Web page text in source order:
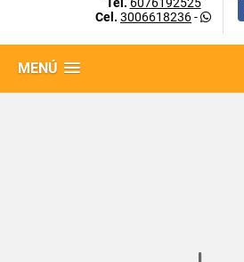
Cel. 3006618236-
MENÚ